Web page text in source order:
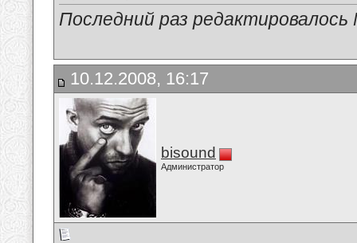
Последний раз редактировалось
10.12.2008, 16:17
bisound
Администратор